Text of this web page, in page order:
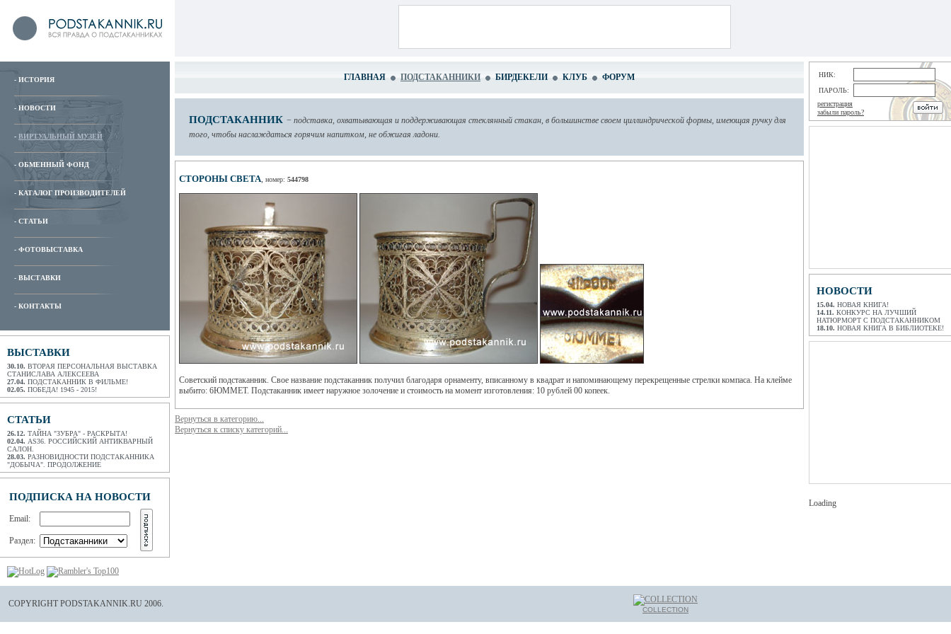
- ИСТОРИЯ
- НОВОСТИ
- ВИРТУАЛЬНЫЙ МУЗЕЙ
- ОБМЕННЫЙ ФОНД
- КАТАЛОГ ПРОИЗВОДИТЕЛЕЙ
- СТАТЬИ
- ФОТОВЫСТАВКА
- ВЫСТАВКИ
- КОНТАКТЫ
ВЫСТАВКИ
30.10. ВТОРАЯ ПЕРСОНАЛЬНАЯ ВЫСТАВКА
СТАНИСЛАВА АЛЕКСЕЕВА
27.04. ПОДСТАКАННИК В ФИЛЬМЕ!
02.05. ПОБЕДА! 1945 - 2015!
СТАТЬИ
26.12. ТАЙНА "ЗУБРА" - РАСКРЫТА!
02.04. AS36. РОССИЙСКИЙ АНТИКВАРНЫЙ
САЛОН.
28.03. РАЗНОВИДНОСТИ ПОДСТАКАННИКА
"ДОБЫЧА". ПРОДОЛЖЕНИЕ
ПОДПИСКА НА НОВОСТИ
Email:
Раздел:
ГЛАВНАЯ ПОДСТАКАННИКИ БИРДЕКЕЛИ КЛУБ ФОРУМ
ПОДСТАКАННИК − подставка, охватывающая и поддерживающая стеклянный стакан, в большинстве своем циллиндрической формы, имеющая ручку для
того, чтобы наслаждаться горячим напитком, не обжигая ладони.
СТОРОНЫ СВЕТА, номер: 544798
Советский подстаканник. Свое название подстаканник получил благодаря орнаменту, вписанному в квадрат и напоминающему перекрещенные стрелки компаса. На клейме
выбито: 6ЮММЕТ. Подстаканник имеет наружное золочение и стоимость на момент изготовления: 10 рублей 00 копеек.
Вернуться в категорию...
Вернуться к списку категорий...
НИК:
ПАРОЛЬ:
регистрация
забыли пароль?
НОВОСТИ
15.04. НОВАЯ КНИГА!
14.11. КОНКУРС НА ЛУЧШИЙ
НАТЮРМОРТ С ПОДСТАКАННИКОМ
18.10. НОВАЯ КНИГА В БИБЛИОТЕКЕ!
Loading
COPYRIGHT PODSTAKANNIK.RU 2006.
COLLECTION